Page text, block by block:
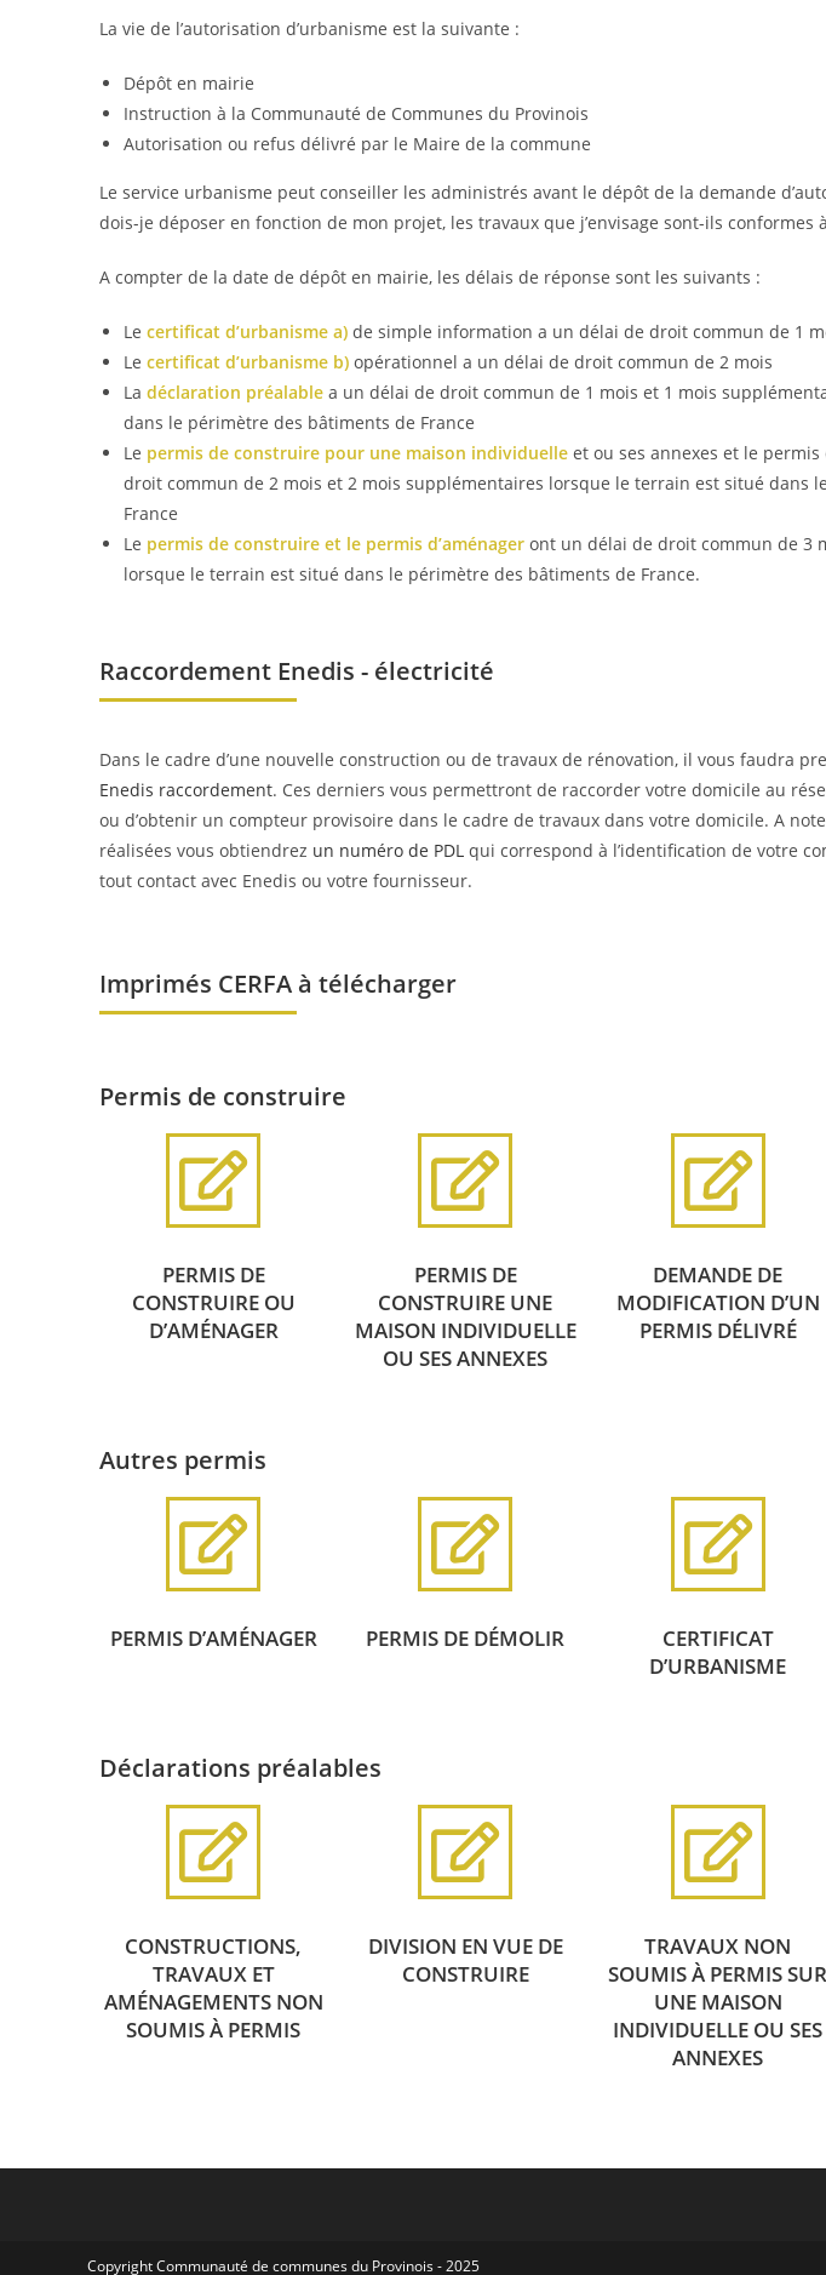
La vie de l’autorisation d’urbanisme est la suivante :
Dépôt en mairie
Instruction à la Communauté de Communes du Provinois
Autorisation ou refus délivré par le Maire de la commune
Le service urbanisme peut conseiller les administrés avant le dépôt de la demande
dois-je déposer en fonction de mon projet, les travaux que j’envisage sont-ils conformes
A compter de la date de dépôt en mairie, les délais de réponse sont les suivants :
Le certificat d’urbanisme a) de simple information a un délai de droit commun de 1
Le certificat d’urbanisme b) opérationnel a un délai de droit commun de 2 mois
La déclaration préalable a un délai de droit commun de 1 mois et 1 mois
dans le périmètre des bâtiments de France
Le permis de construire pour une maison individuelle et ou ses annexes et le
droit commun de 2 mois et 2 mois supplémentaires lorsque le terrain est situé dans
France
Le permis de construire et le permis d’aménager ont un délai de droit commun de 3
lorsque le terrain est situé dans le périmètre des bâtiments de France.
Raccordement Enedis - électricité
Dans le cadre d’une nouvelle construction ou de travaux de rénovation, il vous faudra
Enedis raccordement. Ces derniers vous permettront de raccorder votre domicile au
ou d’obtenir un compteur provisoire dans le cadre de travaux dans votre domicile. A
réalisées vous obtiendrez un numéro de PDL qui correspond à l’identification de votre
tout contact avec Enedis ou votre fournisseur.
Imprimés CERFA à télécharger
Permis de construire
PERMIS DE
CONSTRUIRE OU
D’AMÉNAGER
PERMIS DE
CONSTRUIRE UNE
MAISON INDIVIDUELLE
OU SES ANNEXES
DEMANDE DE
MODIFICATION D’UN
PERMIS DÉLIVRÉ
Autres permis
PERMIS D’AMÉNAGER PERMIS DE DÉMOLIR
CERTIFICAT
D’URBANISME
Déclarations préalables
CONSTRUCTIONS,
TRAVAUX ET
AMÉNAGEMENTS NON
SOUMIS À PERMIS
DIVISION EN VUE DE
CONSTRUIRE
TRAVAUX NON
SOUMIS À PERMIS SUR
UNE MAISON
INDIVIDUELLE OU SES
ANNEXES
Copyright Communauté de communes du Provinois - 2025